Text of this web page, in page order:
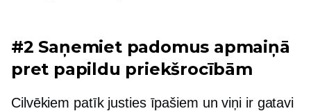
#2 Saņemiet padomus apmaiņā
pret papildu priekšrocībām
Cilvēkiem patīk justies īpašiem un viņi ir gatavi